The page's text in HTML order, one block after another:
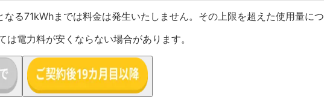
る71kWhまでは料金は発生いたしません。 その上限を超えた使用量に
は電力料が安くならない場合があります。